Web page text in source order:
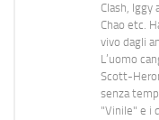
Clash, Iggy
Chao etc.
vivo dagli
L’uomo
Scott-
senza
"Vinile" e i